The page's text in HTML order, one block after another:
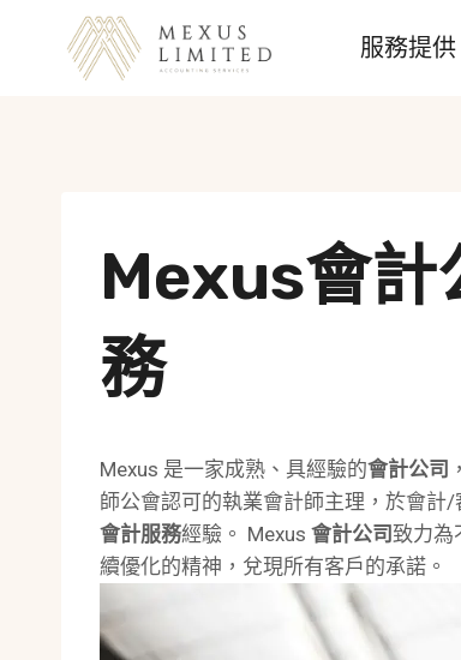
服務提供
Mexus會計
務
Mexus 是一家成熟、具經驗的會計公司
師公會認可的執業會計師主理，於會計
會計服務經驗。 Mexus 會計公司致力為
續優化的精神，兌現所有客戶的承諾。